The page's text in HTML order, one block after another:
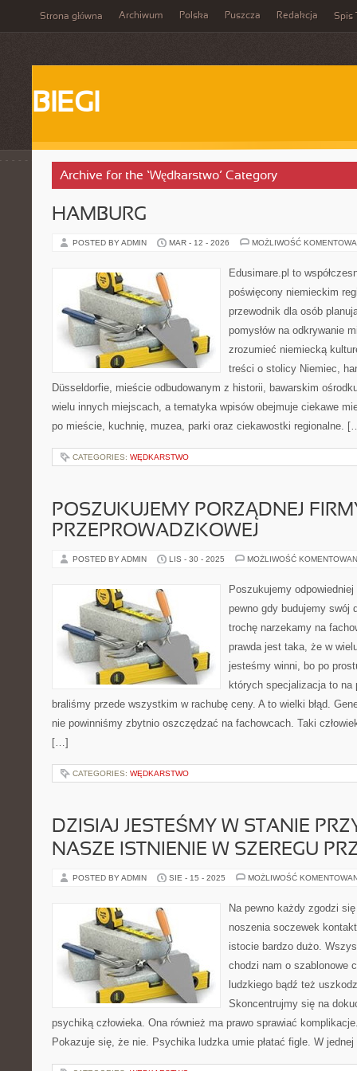
Strona główna Archiwum Polska Puszcza Redakcja Spis
BIEGI
Archive for the ‘Wędkarstwo’ Category
HAMBURG
POSTED BY ADMIN MAR - 12 - 2026 MOŻLIWOŚĆ
Edusimare.pl to
poświęcony niemieckim
przewodnik dla osób
pomysłów na odkrywanie
zrozumieć niemiecką
treści o stolicy Niemiec,
Düsseldorfie, mieście odbudowanym z historii, bawarskim
wielu innych miejscach, a tematyka wpisów obejmuje ciekawe
po mieście, kuchnię, muzea, parki oraz ciekawostki regionalne.
CATEGORIES: WĘDKARSTWO
POSZUKUJEMY PORZĄDNEJ
PRZEPROWADZKOWEJ
POSTED BY ADMIN LIS - 30 - 2025 MOŻLIWOŚĆ
Poszukujemy
pewno gdy budujemy swój
trochę narzekamy na
prawda jest taka, że w
jesteśmy winni, bo po
których specjalizacja to na
braliśmy przede wszystkim w rachubę ceny. A to wielki błąd.
nie powinniśmy zbytnio oszczędzać na fachowcach. Taki
[…]
CATEGORIES: WĘDKARSTWO
DZISIAJ JESTEŚMY W STANIE
NASZE ISTNIENIE W SZEREGU
POSTED BY ADMIN SIE - 15 - 2025 MOŻLIWOŚĆ
Na pewno każdy zgodzi
noszenia soczewek
istocie bardzo dużo.
chodzi nam o szablonowe
ludzkiego bądź też
Skoncentrujmy się na
psychiką człowieka. Ona również ma prawo sprawiać
Pokazuje się, że nie. Psychika ludzka umie płatać figle. W